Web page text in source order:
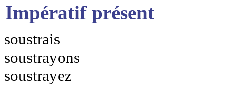
Impératif présent
soustrais
soustrayons
soustrayez